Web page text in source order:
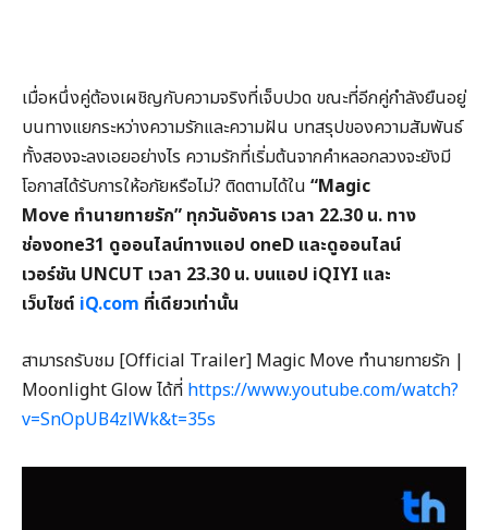
เมื่อหนึ่งคู่ต้องเผชิญกับความจริงที่เจ็บปวด ขณะที่อีกคู่กำลังยืนอยู่
บนทางแยกระหว่างความรักและความฝัน บทสรุปของความสัมพันธ์
ทั้งสองจะลงเอยอย่างไร ความรักที่เริ่มต้นจากคำหลอกลวงจะยังมี
โอกาสได้รับการให้อภัยหรือไม่? ติดตามได้ใน “Magic
Move ทำนายทายรัก” ทุกวันอังคาร เวลา 22.30 น. ทาง
ช่องone31 ดูออนไลน์ทางแอป oneD และดูออนไลน์
เวอร์ชัน UNCUT เวลา 23.30 น. บนแอป iQIYI และ
เว็บไซต์ iQ.com ที่เดียวเท่านั้น
สามารถรับชม [Official Trailer] Magic Move ทำนายทายรัก |
Moonlight Glow ได้ที่ https://www.youtube.com/watch?
v=SnOpUB4zlWk&t=35s